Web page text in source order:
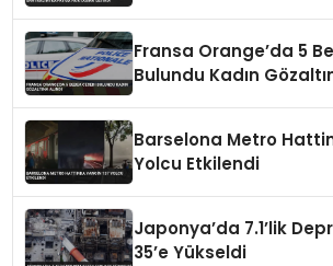
Fransa Orange’da 5
Bulundu Kadın
Barselona Metro
Yolcu Etkilendi
Japonya’da 7.1’lik
35’e Yükseldi